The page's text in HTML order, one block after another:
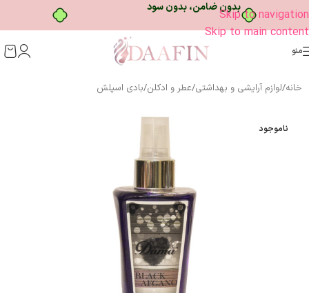
Skip to navigation
Skip to main content
منو
خانه/لوازم آرایشی و بهداشتی/عطر و ادکلن/بادی اسپلش
ناموجود